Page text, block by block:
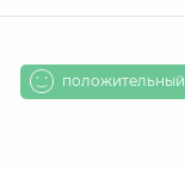
положительный